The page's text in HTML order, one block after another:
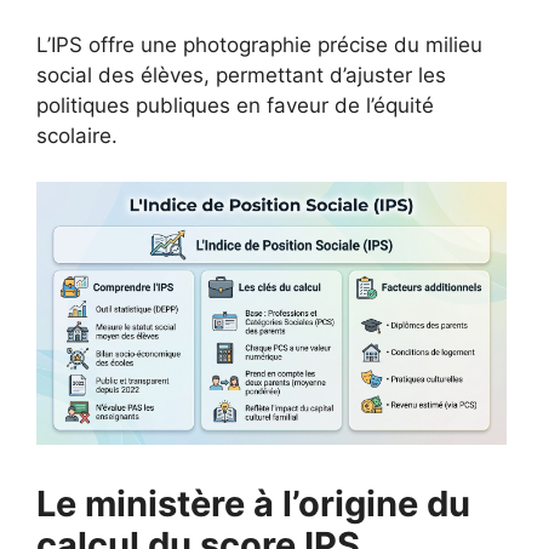
L’IPS offre une photographie précise du milieu
social des élèves, permettant d’ajuster les
politiques publiques en faveur de l’équité
scolaire.
Le ministère à l’origine du